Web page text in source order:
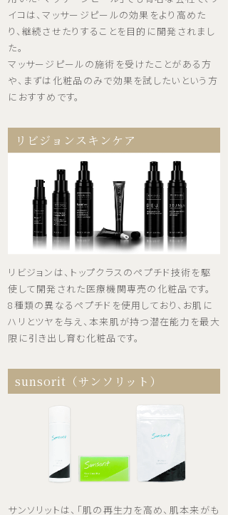
イコは、マッサージピールの効果をより高めた
り、継続させたりすることを目的に開発されまし
た。
マッサージピールの施術を受けたことがある方
や、まずは化粧品のみで効果を試したいという方
におすすめです。
リビジョンスキンケア
リビジョンは、トップクラスのペプチド技術を駆
使して開発された医療機関専売の化粧品です。
8種類の異なるペプチドを使用しており、お肌に
ハリとツヤを与え、本来肌が持つ潜在能力を最大
限に引き出し育む化粧品です。
sunsorit（サンソリット）
サンソリットは、「肌の再生力を高め、肌本来がも